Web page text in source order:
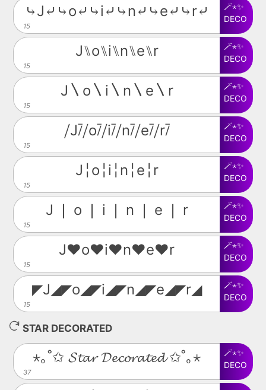
15
⤷J⤶⤷o⤶⤷i⤶⤷n⤶⤷e⤶⤷r⤶
🪄⋆✨
DECO
15
J⑊o⑊i⑊n⑊e⑊r
🪄⋆✨
DECO
15
J〵o〵i〵n〵e〵r
🪄⋆✨
DECO
15
⧸J⧶⧸o⧶⧸i⧶⧸n⧶⧸e⧶⧸r⧶
🪄⋆✨
DECO
15
J╎o╎i╎n╎e╎r
🪄⋆✨
DECO
15
J ❘ o ❘ i ❘ n ❘ e ❘ r
🪄⋆✨
DECO
15
J♥o♥i♥n♥e♥r
🪄⋆✨
DECO
15
◤J◢◤o◢◤i◢◤n◢◤e◢◤r◢
🪄⋆✨
DECO
STAR DECORATED
37
⋆｡˚✩ 𝓢𝓽𝓪𝓻 𝓓𝓮𝓬𝓸𝓻𝓪𝓽𝓮𝓭 ✩˚｡⋆
🪄⋆✨
DECO